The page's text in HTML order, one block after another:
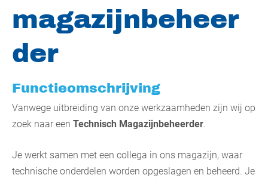
magazijnbeheer
der
Functieomschrijving
Vanwege uitbreiding van onze werkzaamheden zijn wij op
zoek naar een Technisch Magazijnbeheerder.
Je werkt samen met een collega in ons magazijn, waar
technische onderdelen worden opgeslagen en beheerd. Je